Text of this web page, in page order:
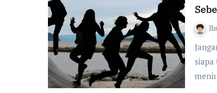
Jangan tanya tentang siapa seseorang itu, tapi lihatlah